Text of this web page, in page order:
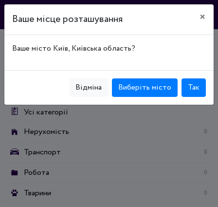
Дошка оголошень
Усі категорії
Нерухомість
0
Транспорт 0
Робота 0
Тварини 0
Ваше місце розташування ×
Ваше місто Київ, Київська область?
Відміна Виберіть місто Так